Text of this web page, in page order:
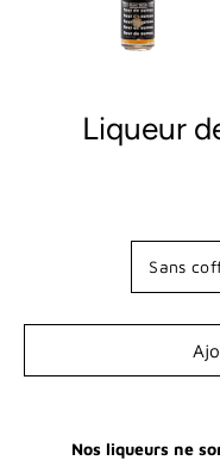
Liqueur
Sans
Nos liqueurs ne